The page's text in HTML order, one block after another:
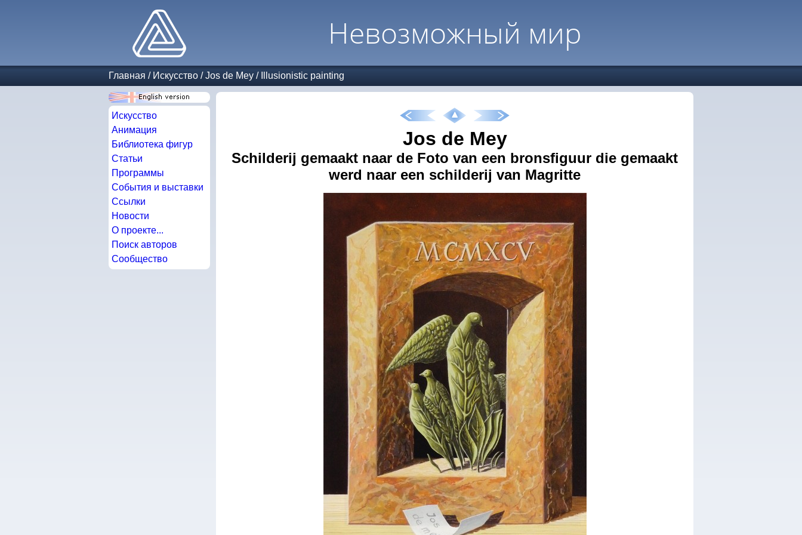
Невозможный мир
Главная / Искусство /Jos de Mey / Illusionistic painting
Искусство
Анимация
Библиотека фигур
Статьи
Программы
События и выставки
Ссылки
Новости
О проекте...
Поиск авторов
Сообщество
Jos de Mey
Schilderij gemaakt naar de Foto van een bronsfiguur die gemaakt
werd naar een schilderij van Magritte